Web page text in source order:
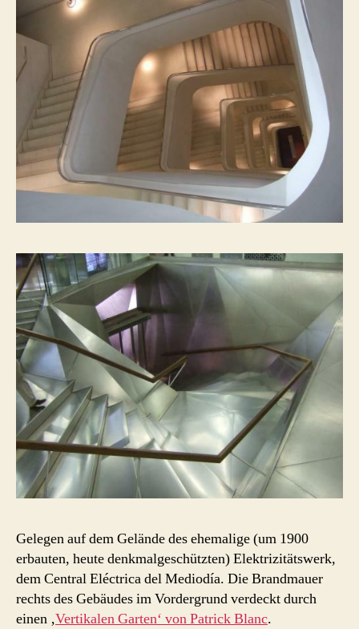
Gelegen auf dem Gelände des ehemalige (um 1900
erbauten, heute denkmalgeschützten) Elektrizitätswerk,
dem Central Eléctrica del Mediodía. Die Brandmauer
rechts des Gebäudes im Vordergrund verdeckt durch
einen ‚Vertikalen Garten‘ von Patrick Blanc.